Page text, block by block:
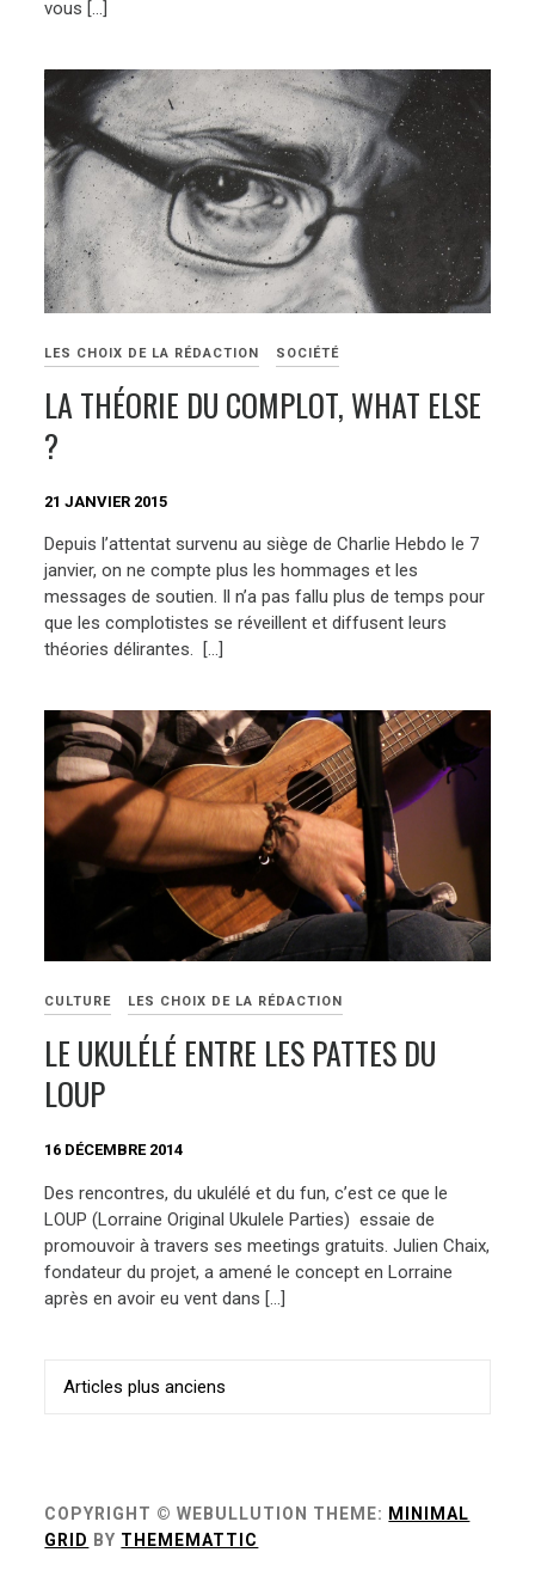
vous […]
LES CHOIX DE LA RÉDACTION SOCIÉTÉ
LA THÉORIE DU COMPLOT, WHAT ELSE
?
21 JANVIER 2015
Depuis l’attentat survenu au siège de Charlie Hebdo le 7
janvier, on ne compte plus les hommages et les
messages de soutien. Il n’a pas fallu plus de temps pour
que les complotistes se réveillent et diffusent leurs
théories délirantes. […]
CULTURE LES CHOIX DE LA RÉDACTION
LE UKULÉLÉ ENTRE LES PATTES DU
LOUP
16 DÉCEMBRE 2014
Des rencontres, du ukulélé et du fun, c’est ce que le
LOUP (Lorraine Original Ukulele Parties) essaie de
promouvoir à travers ses meetings gratuits. Julien Chaix,
fondateur du projet, a amené le concept en Lorraine
après en avoir eu vent dans […]
Navigation
des
Articles plus anciens
COPYRIGHT © WEBULLUTION THEME: MINIMAL
GRID BY THEMEMATTIC